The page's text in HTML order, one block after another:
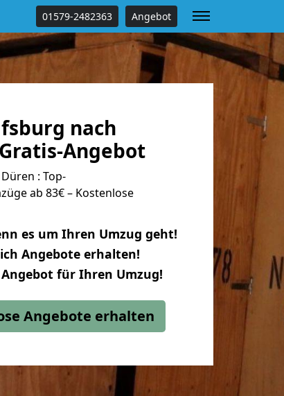
01579-2482363 Angebot
nach
Angebot
: Top-
ab 83€ – Kostenlose
es um Ihren Umzug geht!
Angebote erhalten!
Angebot für Ihren Umzug!
Angebote erhalten